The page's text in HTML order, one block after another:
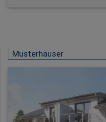
Musterhäuser